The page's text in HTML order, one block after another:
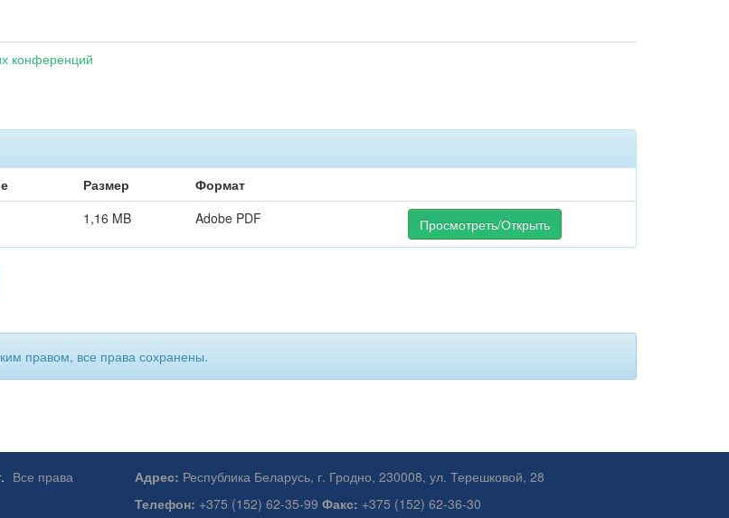
конференций
Размер
Формат
1,16 MB Adobe PDF Просмотреть/Открыть
правом, все права сохранены.
Все права
Адрес: Республика Беларусь, г. Гродно, 230008, ул. Терешковой, 28
Телефон: +375 (152) 62-35-99 Факс: +375 (152) 62-36-30